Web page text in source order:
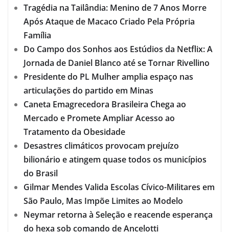
Tragédia na Tailândia: Menino de 7 Anos Morre
Após Ataque de Macaco Criado Pela Própria
Família
Do Campo dos Sonhos aos Estúdios da Netflix: A
Jornada de Daniel Blanco até se Tornar Rivellino
Presidente do PL Mulher amplia espaço nas
articulações do partido em Minas
Caneta Emagrecedora Brasileira Chega ao
Mercado e Promete Ampliar Acesso ao
Tratamento da Obesidade
Desastres climáticos provocam prejuízo
bilionário e atingem quase todos os municípios
do Brasil
Gilmar Mendes Valida Escolas Cívico-Militares em
São Paulo, Mas Impõe Limites ao Modelo
Neymar retorna à Seleção e reacende esperança
do hexa sob comando de Ancelotti